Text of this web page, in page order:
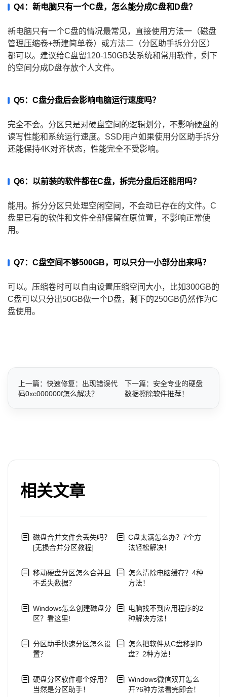
Q4：新电脑只有一个C盘，怎么能分成C盘和D盘？
新电脑只有一个C盘的情况最常见，直接使用方法一（磁盘
管理压缩卷+新建简单卷）或方法二（分区助手拆分分区）
都可以。建议给C盘留120-150GB装系统和常用软件，剩下
的空间分成D盘存放个人文件。
Q5：C盘分盘后会影响电脑运行速度吗？
完全不会。分区只是对硬盘空间的逻辑划分，不影响硬盘的
读写性能和系统运行速度。SSD用户如果使用分区助手拆分
还能保持4K对齐状态，性能完全不受影响。
Q6：以前装的软件都在C盘，拆完分盘后还能用吗？
能用。拆分分区只处理空闲空间，不会动已存在的文件。C
盘里已有的软件和文件全部保留在原位置，不影响正常使
用。
Q7：C盘空间不够500GB，可以只分一小部分出来吗？
可以。压缩卷时可以自由设置压缩空间大小，比如300GB的
C盘可以只分出50GB做一个D盘，剩下的250GB仍然作为C
盘使用。
上一篇：快速修复：出现错误代
码0xc000000f怎么解决？
下一篇：安全专业的硬盘
数据擦除软件推荐！
相关文章
磁盘合并文件会丢失吗？
[无损合并分区教程]
移动硬盘分区怎么合并且
不丢失数据？
Windows怎么创建磁盘分
区？看这里!
分区助手快速分区怎么设
置？
硬盘分区软件哪个好用？
当然是分区助手！
C盘太满怎么办？7个方
法轻松解决！
怎么清除电脑缓存？4种
方法！
电脑找不到应用程序的2
种解决方法！
怎么把软件从C盘移到D
盘？2种方法！
Windows微信双开怎么
开?6种方法看完即会！